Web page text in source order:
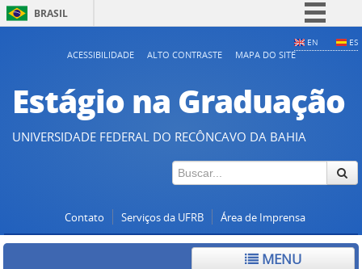
BRASIL
Participe
Acesso à informação
Legislação
EN ES
ACESSIBILIDADE ALTO CONTRASTE MAPA DO SITE
Estágio na Graduação
UNIVERSIDADE FEDERAL DO RECÔNCAVO DA BAHIA
Contato Serviços da UFRB Área de Imprensa
MENU